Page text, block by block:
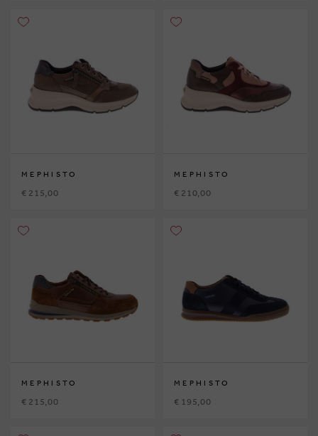
MEPHISTO
€ 215,00
MEPHISTO
€ 210,00
MEPHISTO
€ 215,00
MEPHISTO
€ 195,00